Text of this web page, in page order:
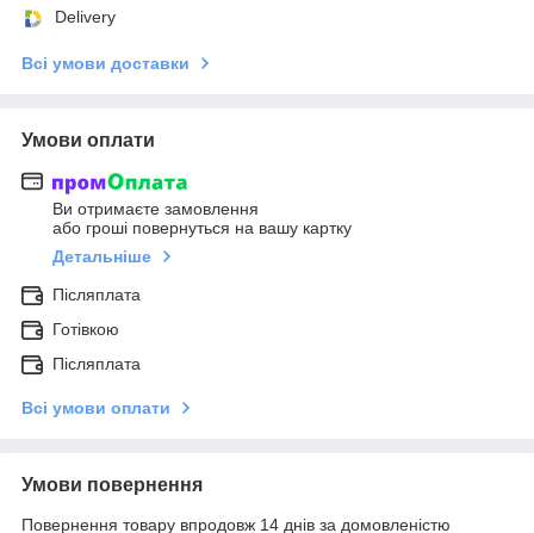
Delivery
Всі умови доставки
Умови оплати
Ви отримаєте замовлення
або гроші повернуться на вашу картку
Детальніше
Післяплата
Готівкою
Післяплата
Всі умови оплати
Умови повернення
Повернення товару впродовж 14 днів за домовленістю